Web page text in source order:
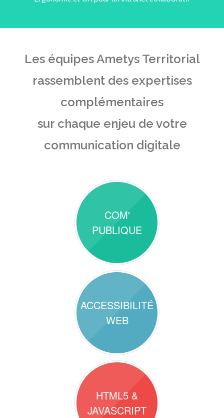
Les équipes Ametys Territorial
rassemblent des expertises
complémentaires
sur chaque enjeu de votre
communication digitale
COM'
PUBLIQUE
ACCESSIBILITÉ
WEB
HTML5 &
JAVASCRIPT